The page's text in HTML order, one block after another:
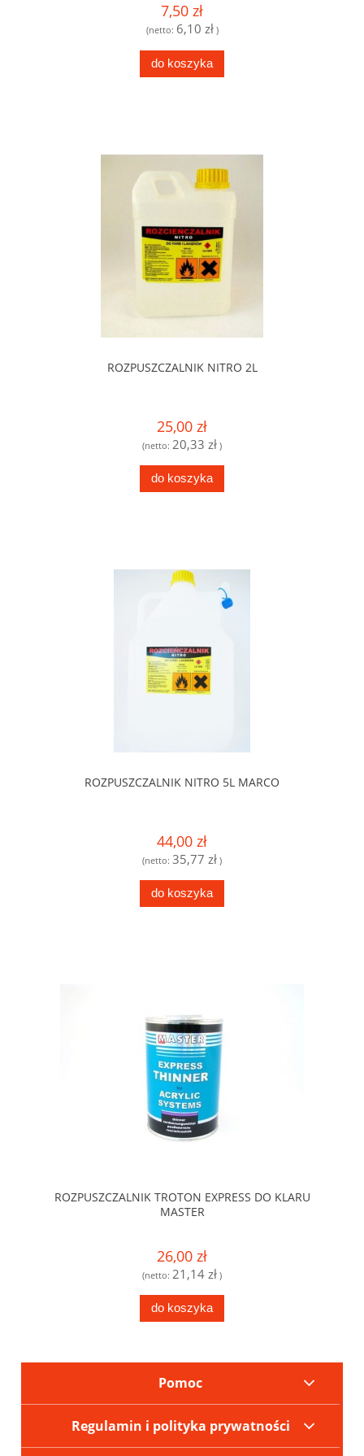
7,50 zł
(netto: 6,10 zł)
do koszyka
ROZPUSZCZALNIK NITRO 2L
25,00 zł
(netto: 20,33 zł )
do koszyka
ROZPUSZCZALNIK NITRO 5L MARCO
44,00 zł
(netto: 35,77 zł )
do koszyka
ROZPUSZCZALNIK TROTON EXPRESS DO KLARU
MASTER
26,00 zł
(netto: 21,14 zł )
do koszyka
Pomoc
Regulamin i polityka prywatności